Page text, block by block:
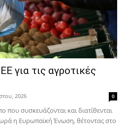
για τις αγροτικές
2026 0
που συσκευάζονται και διατίθενται
η Ευρωπαϊκή Ένωση, θέτοντας στο